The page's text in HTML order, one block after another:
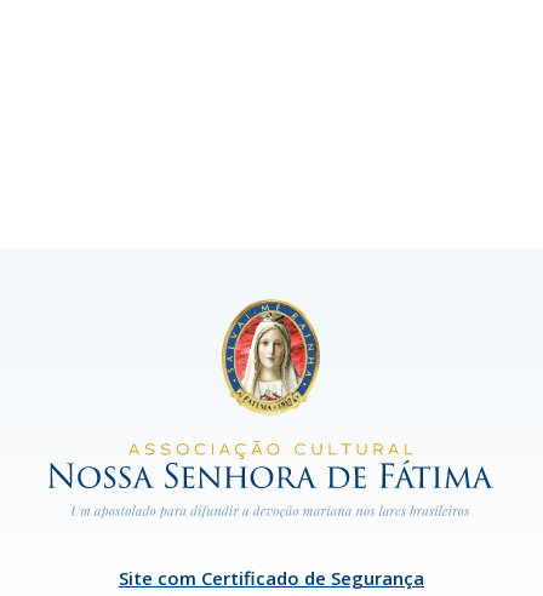
Site com Certificado de Segurança